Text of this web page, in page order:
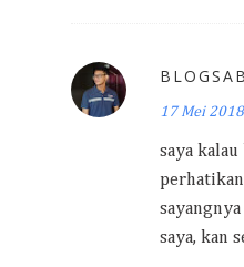
17 Mei
saya
saya, kan